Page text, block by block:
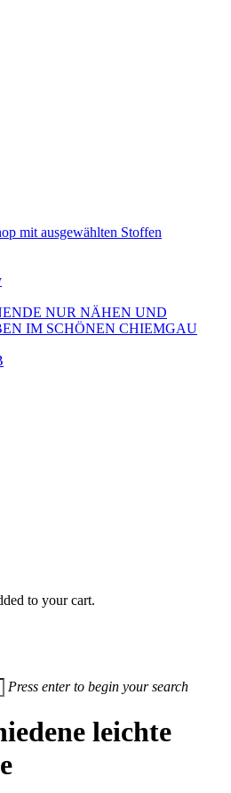
mit ausgewählten Stoffen
NUR NÄHEN UND
IM SCHÖNEN CHIEMGAU
to your cart.
Press enter to begin your search
leichte